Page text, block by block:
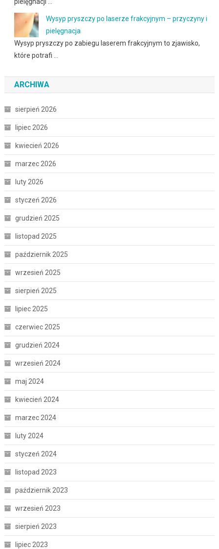
Wysyp pryszczy po laserze frakcyjnym – przyczyny i
pielęgnacja
Wysyp pryszczy po zabiegu laserem frakcyjnym to zjawisko,
które potrafi …
ARCHIWA
sierpień 2026
lipiec 2026
kwiecień 2026
marzec 2026
luty 2026
styczeń 2026
grudzień 2025
listopad 2025
październik 2025
wrzesień 2025
sierpień 2025
lipiec 2025
czerwiec 2025
grudzień 2024
wrzesień 2024
maj 2024
kwiecień 2024
marzec 2024
luty 2024
styczeń 2024
listopad 2023
październik 2023
wrzesień 2023
sierpień 2023
lipiec 2023